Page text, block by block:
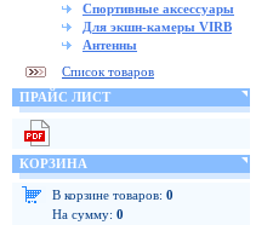
Спортивные аксессуары
Для экшн-камеры VIRB
Антенны
Список товаров
ПРАЙС ЛИСТ
КОРЗИНА
В корзине товаров: 0
На сумму: 0